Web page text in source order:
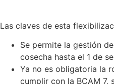
Las claves de esta
Se permite la gestión
cosecha hasta el 1 de
Ya no es obligatoria la
cumplir con la BCAM 7,